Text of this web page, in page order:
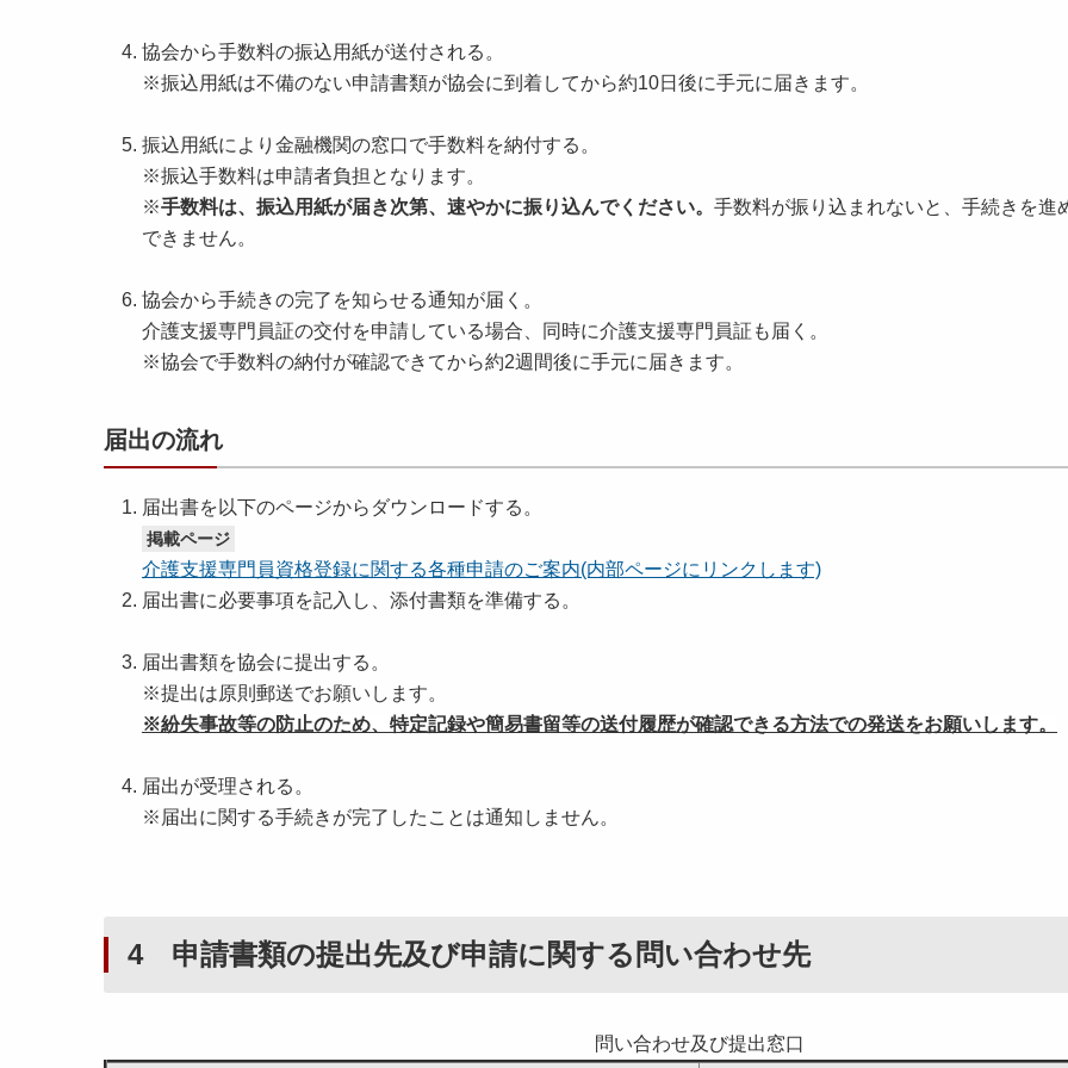
協会から手数料の振込用紙が送付される。
※振込用紙は不備のない申請書類が協会に到着してから約10日後に手元に届きます。
振込用紙により金融機関の窓口で手数料を納付する。
※振込手数料は申請者負担となります。
※手数料は、振込用紙が届き次第、速やかに振り込んでください。 手数料が振り込まれないと、手続きを進
できません。
協会から手続きの完了を知らせる通知が届く。
介護支援専門員証の交付を申請している場合、同時に介護支援専門員証も届く。
※協会で手数料の納付が確認できてから約2週間後に手元に届きます。
届出の流れ
届出書を以下のページからダウンロードする。
掲載ページ
介護支援専門員資格登録に関する各種申請のご案内(内部ページにリンクします)
届出書に必要事項を記入し、添付書類を準備する。
届出書類を協会に提出する。
※提出は原則郵送でお願いします。
※紛失事故等の防止のため、特定記録や簡易書留等の送付履歴が確認できる方法での発送をお願いします。
届出が受理される。
※届出に関する手続きが完了したことは通知しません。
4 申請書類の提出先及び申請に関する問い合わせ先
問い合わせ及び提出窓口